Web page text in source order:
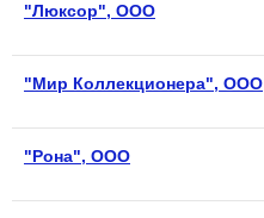
"Люксор", ООО
"Мир Коллекционера", ООО
"Рона", ООО